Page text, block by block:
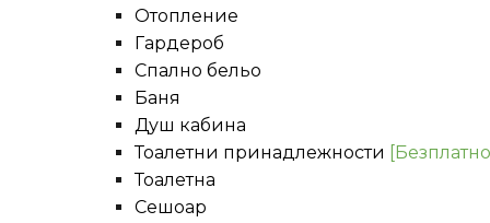
Отопление
Гардероб
Спално бельо
Баня
Душ кабина
Тоалетни принадлежности
Тоалетна
Сешоар